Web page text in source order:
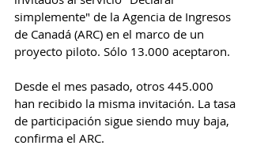
simplemente" de la Agencia de Ingresos
de Canadá (ARC) en el marco de un
proyecto piloto. Sólo 13.000 aceptaron.
Desde el mes pasado, otros 445.000
han recibido la misma invitación. La tasa
de participación sigue siendo muy baja,
confirma el ARC.